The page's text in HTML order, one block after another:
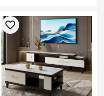
favorite_border